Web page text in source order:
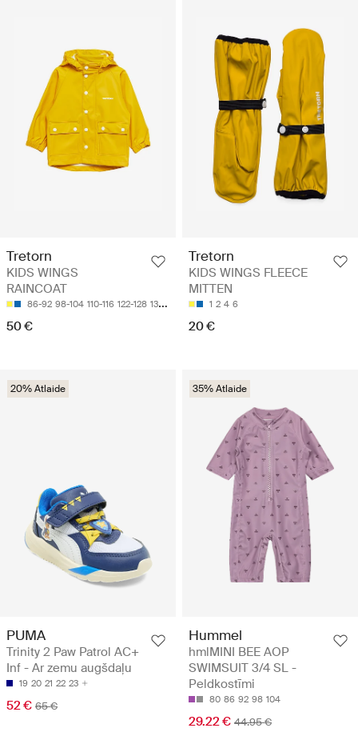
Tretorn
KIDS WINGS
RAINCOAT
86-92 98-104 110-116 122-128 134-140
50 €
Tretorn
KIDS WINGS FLEECE
MITTEN
1 2 4 6
20 €
20% Atlaide
PUMA
Trinity 2 Paw Patrol AC+
Inf - Ar zemu augšdaļu
19 20 21 22 23
52 € 65 €
35% Atlaide
Hummel
hmlMINI BEE AOP
SWIMSUIT 3/4 SL -
Peldkostīmi
80 86 92 98 104
29.22 € 44.95 €